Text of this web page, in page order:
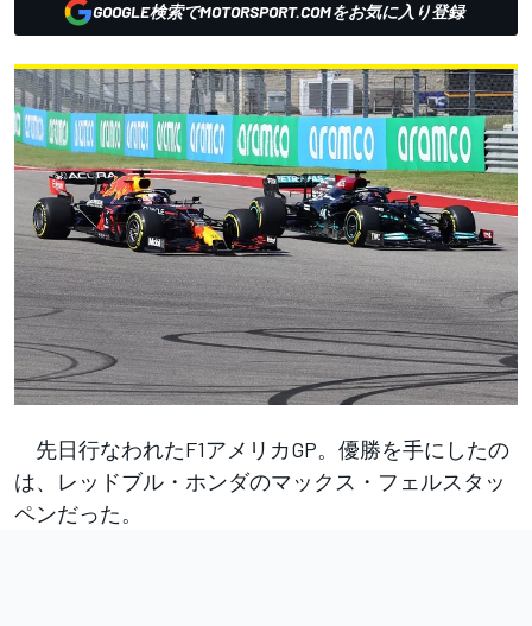
GOOGLE検索でMOTORSPORT.COMをお気に入り登録
先日行なわれたF1アメリカGP。優勝を手にしたの
は、レッドブル・ホンダのマックス・フェルスタッ
ペンだった。